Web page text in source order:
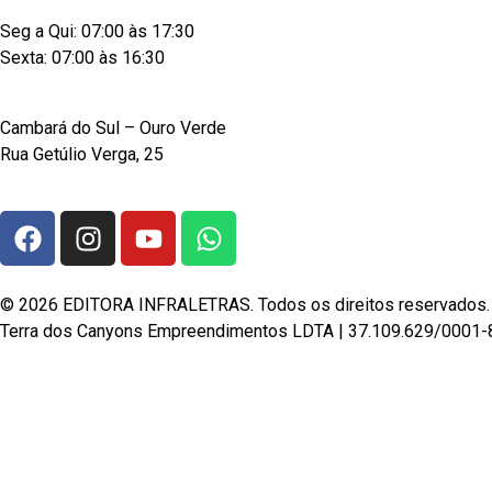
Atendimento:
Seg a Qui: 07:00 às 17:30
Sexta: 07:00 às 16:30
Endereço:
Cambará do Sul – Ouro Verde
Rua Getúlio Verga, 25
Redes Sociais:
© 2026 EDITORA INFRALETRAS. Todos os direitos reservados.
Terra dos Canyons Empreendimentos LDTA | 37.109.629/0001-